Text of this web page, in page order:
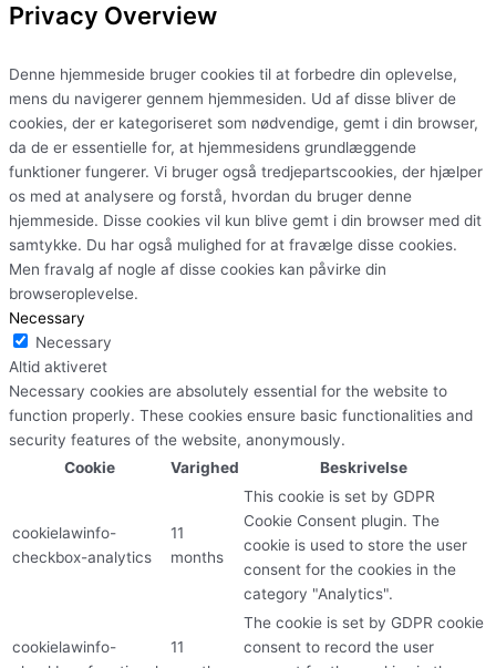
Privacy Overview
Denne hjemmeside bruger cookies til at forbedre din oplevelse,
mens du navigerer gennem hjemmesiden. Ud af disse bliver de
cookies, der er kategoriseret som nødvendige, gemt i din browser,
da de er essentielle for, at hjemmesidens grundlæggende
funktioner fungerer. Vi bruger også tredjepartscookies, der hjælper
os med at analysere og forstå, hvordan du bruger denne
hjemmeside. Disse cookies vil kun blive gemt i din browser med dit
samtykke. Du har også mulighed for at fravælge disse cookies.
Men fravalg af nogle af disse cookies kan påvirke din
browseroplevelse.
Necessary
Necessary
Altid aktiveret
Necessary cookies are absolutely essential for the website to
function properly. These cookies ensure basic functionalities and
security features of the website, anonymously.
Cookie
Varighed Beskrivelse
cookielawinfo-
checkbox-analytics
11
months
This cookie is set by GDPR
Cookie Consent plugin. The
cookie is used to store the user
consent for the cookies in the
category "Analytics".
cookielawinfo-
11
The cookie is set by GDPR cookie
consent to record the user